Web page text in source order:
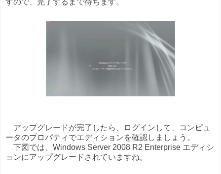
すので、完了するまで待ちます。
アップグレードが完了したら、ログインして、コンピュ
ータのプロパティでエディションを確認しましょう。
下図では、Windows Server 2008 R2 Enterprise エディシ
ョンにアップグレードされていますね。